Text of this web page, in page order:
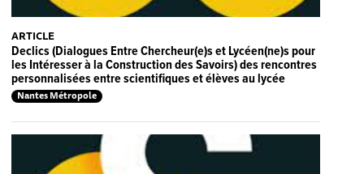
ARTICLE
Declics (Dialogues Entre Chercheur(e)s et Lycéen(ne)s pour
les Intéresser à la Construction des Savoirs) des rencontres
personnalisées entre scientifiques et élèves au lycée
Nantes Métropole